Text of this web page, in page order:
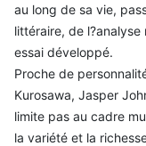
au long de sa vie,
littéraire, de
essai développé.
Proche de
Kurosawa, Jasper
limite pas au cadre
la variété et la